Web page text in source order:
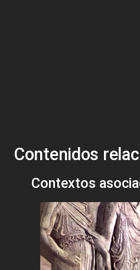
Contenidos
Contextos